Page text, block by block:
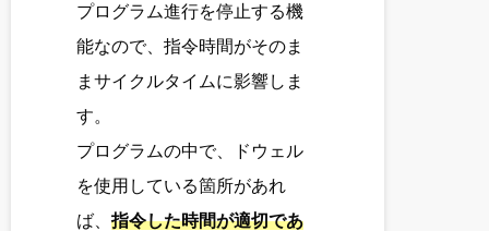
プログラム進行を停止する機
能なので、指令時間がそのま
まサイクルタイムに影響しま
す。
プログラムの中で、ドウェル
を使用している箇所があれ
ば、指令した時間が適切であ